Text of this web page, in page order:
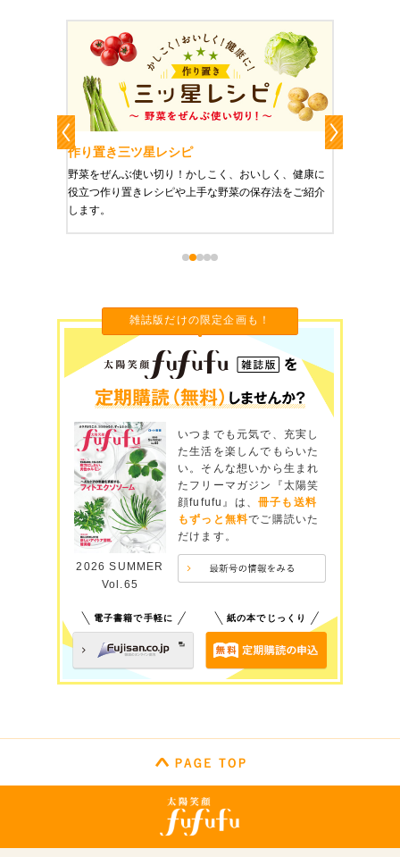
作り置きおかずレシピ
栄養豊富で美と健康にうれしい「作り置きおかず」を
ご紹介します。
雑誌版だけの限定企画も！
2026 SUMMER
Vol.65
いつまでも元気で、充実し
た生活を楽しんでもらいた
い。そんな想いから生まれ
たフリーマガジン『太陽笑
顔fufufu』は、 冊子も送料
もずっと無料でご購読いた
だけます。
電子書籍で手軽に 紙の本でじっくり